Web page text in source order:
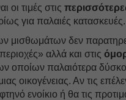
οι τιμές στις
για παλαιές κατασκευές.
μισθωμάτων δεν
αλλά και στις
οποίων παλαιότερα
οικογένειας. Αν τις
ενοίκιο ή θα τις